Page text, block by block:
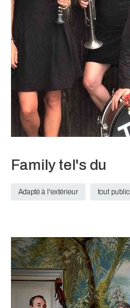
Family tel's du
Adapté à l'extérieur tout public